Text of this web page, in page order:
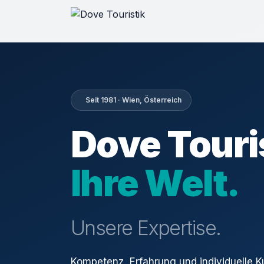
Seit 1981 · Wien, Österreich
Dove
Ihre Welt.
Unsere Expertise.
Kompetenz, Erfahrung und individuelle